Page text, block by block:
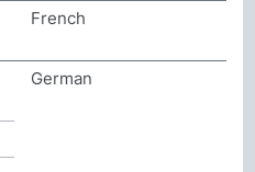
French
German